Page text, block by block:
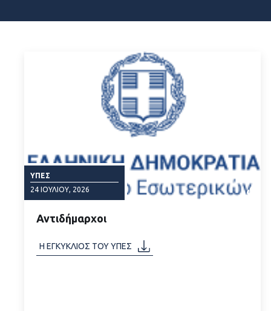
ΥΠΕΣ
24 ΙΟΥΛΊΟΥ, 2026
Αντιδήμαρχοι
Η ΕΓΚΥΚΛΙΟΣ ΤΟΥ ΥΠΕΣ